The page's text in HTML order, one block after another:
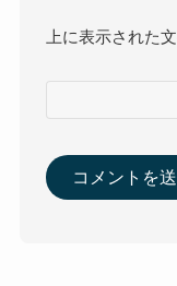
上に表示された